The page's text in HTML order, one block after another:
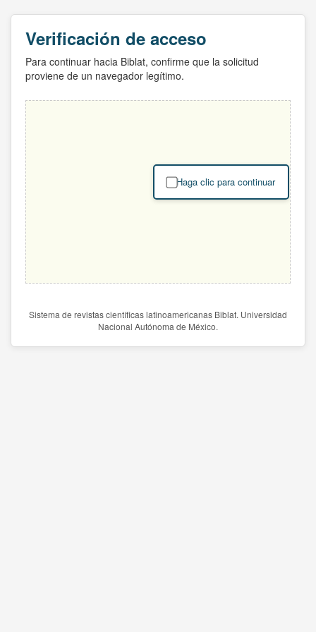
Verificación de acceso
Para continuar hacia Biblat, confirme que la solicitud
proviene de un navegador legítimo.
Haga clic para continuar
Sistema de revistas científicas latinoamericanas Biblat. Universidad
Nacional Autónoma de México.